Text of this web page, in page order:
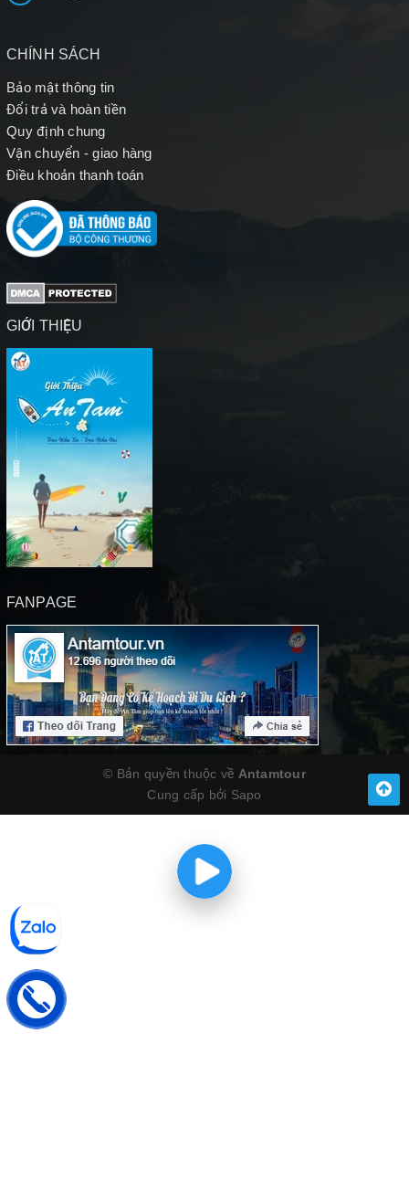
CHÍNH SÁCH
Bảo mật thông tin
Đổi trả và hoàn tiền
Quy định chung
Vận chuyển - giao hàng
Điều khoản thanh toán
GIỚI THIỆU
FANPAGE
© Bản quyền thuộc về Antamtour
Cung cấp bởi Sapo